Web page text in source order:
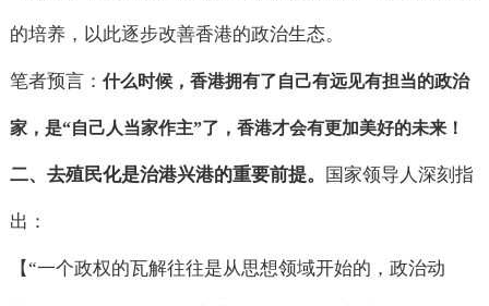
的培养，以此逐步改善香港的政治生态。
笔者预言： 什么时候，香港拥有了自己有远见有担当的政治
家，是“自己人当家作主”了，香港才会有更加美好的未来！
二、去殖民化是治港兴港的重要前提。 国家领导人深刻指
出：
【“一个政权的瓦解往往是从思想领域开始的，政治动